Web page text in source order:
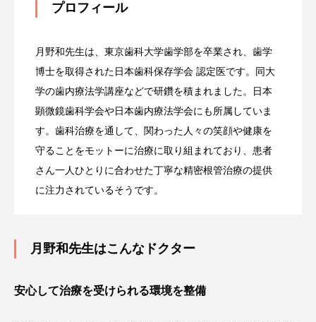
プロフィール
月野和先生は、東京歯科大学歯学部を卒業され、歯学
博士を取得された日本歯科保存学会 認定医です。同大
学の歯内療法学講座などで研鑽を積まれました。日本
顕微鏡歯科学会や日本歯内療法学会にも所属していま
す。歯科治療を通して、関わった人々の笑顔や健康を
守ることをモットーに治療に取り組まれており、患者
さん一人ひとりに合わせた丁寧な精密根管治療の提供
に注力されているそうです。
月野和先生はこんなドクター
安心して治療を受けられる環境を整備